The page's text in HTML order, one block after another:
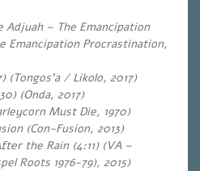
Adjuah – The Emancipation
Emancipation Procrastination,
(Tongos’a / Likolo, 2017)
(Onda, 2017)
Must Die, 1970)
(Con-Fusion, 2013)
the Rain (4:11) (VA –
Roots 1976-79), 2015)